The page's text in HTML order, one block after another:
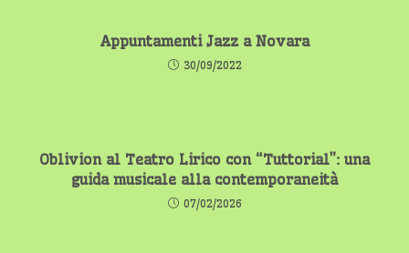
Appuntamenti Jazz a Novara
30/09/2022
Oblivion al Teatro Lirico con “Tuttorial”: una
guida musicale alla contemporaneità
07/02/2026